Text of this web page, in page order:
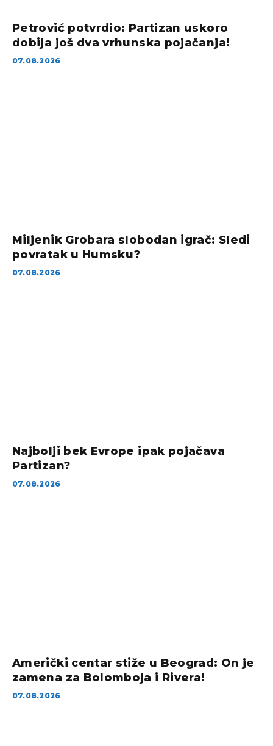
Petrović potvrdio: Partizan uskoro
dobija još dva vrhunska pojačanja!
07.08.2026
Miljenik Grobara slobodan igrač: Sledi
povratak u Humsku?
07.08.2026
Najbolji bek Evrope ipak pojačava
Partizan?
07.08.2026
Američki centar stiže u Beograd: On je
zamena za Bolomboja i Rivera!
07.08.2026